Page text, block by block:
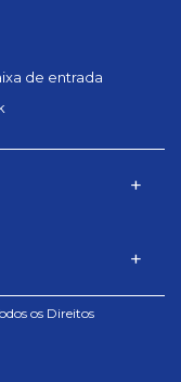
de entrada
os Direitos